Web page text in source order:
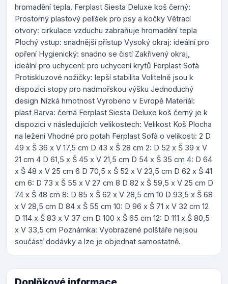
hromadění tepla. Ferplast Siesta Deluxe koš černý:
Prostorný plastový pelíšek pro psy a kočky Větrací
otvory: cirkulace vzduchu zabraňuje hromadění tepla
Plochý vstup: snadnější přístup Vysoký okraj: ideální pro
opření Hygienický: snadno se čistí Zakřivený okraj,
ideální pro uchycení: pro uchycení krytů Ferplast Sofà
Protiskluzové nožičky: lepší stabilita Volitelně jsou k
dispozici stopy pro nadmořskou výšku Jednoduchý
design Nízká hmotnost Vyrobeno v Evropě Materiál:
plast Barva: černá Ferplast Siesta Deluxe koš černý je k
dispozici v následujících velikostech: Velikost Koš Plocha
na ležení Vhodné pro potah Ferplast Sofà o velikosti: 2 D
49 x Š 36 x V 17,5 cm D 43 x Š 28 cm 2: D 52 x Š 39 x V
21 cm 4 D 61,5 x Š 45 x V 21,5 cm D 54 x Š 35 cm 4: D 64
x Š 48 x V 25 cm 6 D 70,5 x Š 52 x V 23,5 cm D 62 x Š 41
cm 6: D 73 x Š 55 x V 27 cm 8 D 82 x Š 59,5 x V 25 cm D
74 x Š 48 cm 8: D 85 x Š 62 x V 28,5 cm 10 D 93,5 x Š 68
x V 28,5 cm D 84 x Š 55 cm 10: D 96 x Š 71 x V 32 cm 12
D 114 x Š 83 x V 37 cm D 100 x Š 65 cm 12: D 111 x Š 80,5
x V 33,5 cm Poznámka: Vyobrazené polštáře nejsou
součástí dodávky a lze je objednat samostatně.